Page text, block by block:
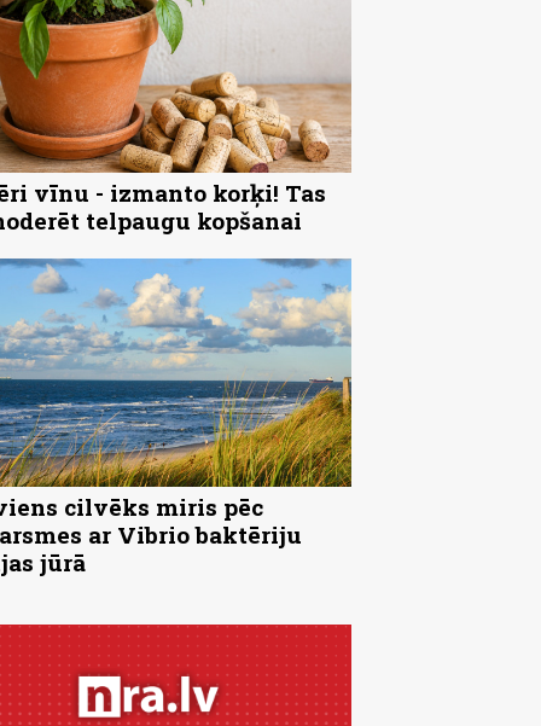
vīnu - izmanto korķi! Tas
telpaugu kopšanai
cilvēks miris pēc
ar Vibrio baktēriju
jūrā